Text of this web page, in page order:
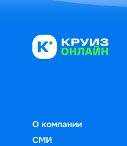
О компании
СМИ